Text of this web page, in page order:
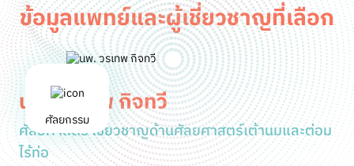
ข้อมูลแพทย์และผู้เชี่ยวชาญที่เลือก
นพ. วรเทพ กิจทวี
ศัลยศาสตร์ เชี่ยวชาญด้านศัลยศาสตร์เต้านมและต่อม
ไร้ท่อ
ศัลยกรรม